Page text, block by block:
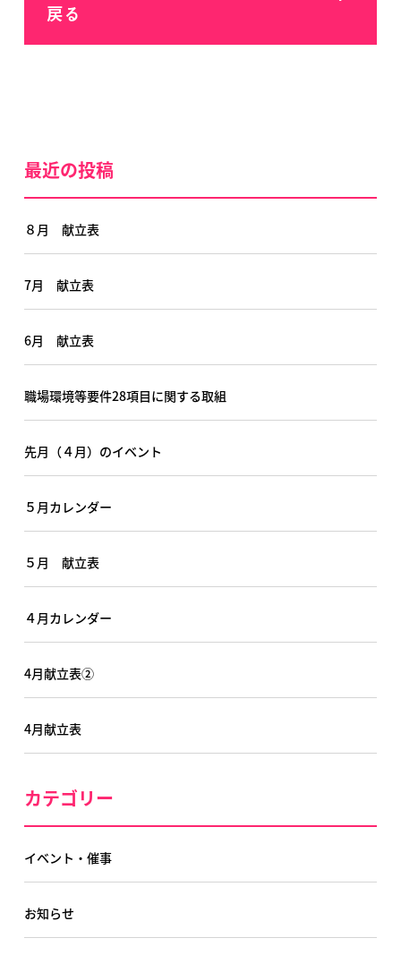
戻る
最近の投稿
８月 献立表
7月 献立表
6月 献立表
職場環境等要件28項目に関する取組
先月（４月）のイベント
５月カレンダー
５月 献立表
４月カレンダー
4月献立表②
4月献立表
カテゴリー
イベント・催事
お知らせ